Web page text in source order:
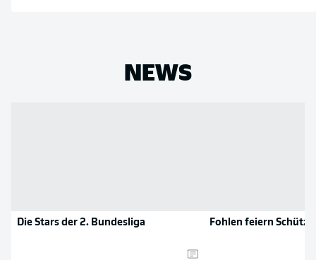
NEWS
Die Stars der 2. Bundesliga Fohlen feiern